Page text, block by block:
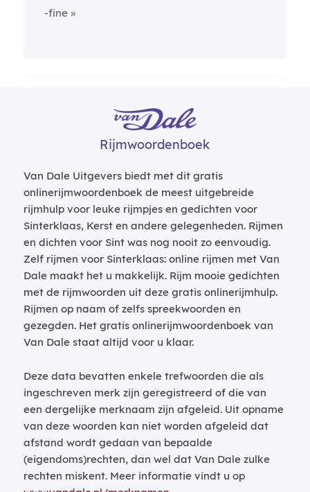
-fine
Rijmwoordenboek
Van Dale Uitgevers biedt met dit gratis
onlinerijmwoordenboek de meest uitgebreide
rijmhulp voor leuke rijmpjes en gedichten voor
Sinterklaas, Kerst en andere gelegenheden. Rijmen
en dichten voor Sint was nog nooit zo eenvoudig.
Zelf rijmen voor Sinterklaas: online rijmen met Van
Dale maakt het u makkelijk. Rijm mooie gedichten
met de rijmwoorden uit deze gratis onlinerijmhulp.
Rijmen op naam of zelfs spreekwoorden en
gezegden. Het gratis onlinerijmwoordenboek van
Van Dale staat altijd voor u klaar.
Deze data bevatten enkele trefwoorden die als
ingeschreven merk zijn geregistreerd of die van
een dergelijke merknaam zijn afgeleid. Uit opname
van deze woorden kan niet worden afgeleid dat
afstand wordt gedaan van bepaalde
(eigendoms)rechten, dan wel dat Van Dale zulke
rechten miskent. Meer informatie vindt u op